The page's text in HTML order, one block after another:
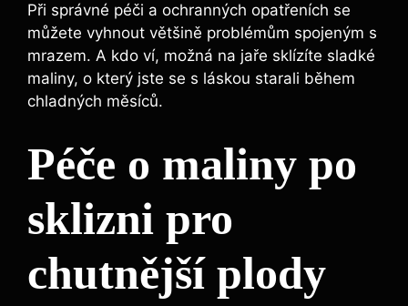
Při správné péči‌ a ochranných opatřeních‌ se
můžete vyhnout většině problémům spojeným s
mrazem. ‍A‌ kdo ví, možná na jaře sklízíte sladké
maliny, ​o který jste se ‍s láskou starali během
chladných​ měsíců.
Péče o maliny po
sklizni pro
chutnější plody